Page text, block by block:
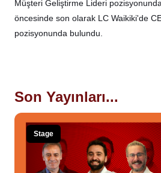
Müşteri Geliştirme Lideri
öncesinde son olarak LC Waikiki'de
pozisyonunda bulundu.
Son Yayınları...
Stage